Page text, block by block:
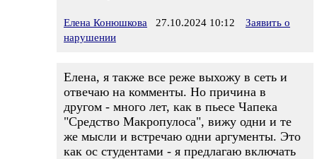
Елена Конюшкова 27.10.2024 10:12
Заявить о
нарушении
Елена, я также все реже выхожу в сеть и
отвечаю на комменты. Но причина в
другом - много лет, как в пьесе Чапека
"Средство Макропулоса", вижу одни и те
же мысли и встречаю одни аргументы. Это
как ос студентами - я предлагаю включать